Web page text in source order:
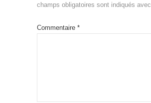
champs obligatoires sont indiqués avec
Commentaire *